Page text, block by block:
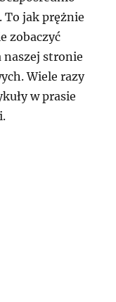
To jak prężnie
zobaczyć
naszej stronie
Wiele razy
w prasie